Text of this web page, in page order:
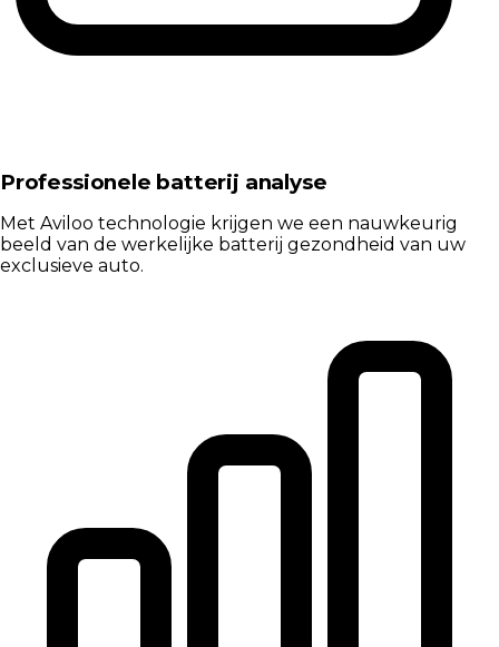
Professionele batterij analyse
Met Aviloo technologie krijgen we een nauwkeurig
beeld van de werkelijke batterij gezondheid van uw
exclusieve auto.